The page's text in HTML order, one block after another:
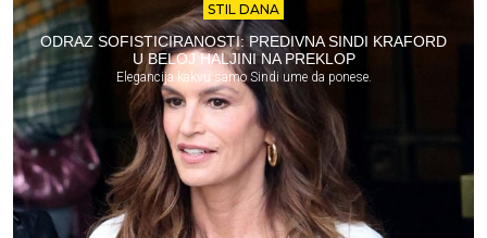
STIL DANA
ODRAZ SOFISTICIRANOSTI: PREDIVNA SINDI KRAFORD
U BELOJ HALJINI NA PREKLOP
Elegancija kakvu samo Sindi ume da ponese.